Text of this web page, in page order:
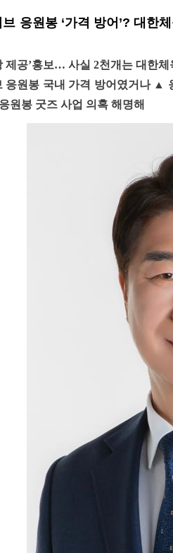
응원봉 ‘가격 방어’? 대한
제공’홍보… 사실 2천개는 대한
응원봉 국내 가격 방어였거나 ▲
원봉 굿즈 사업 의혹 해명해